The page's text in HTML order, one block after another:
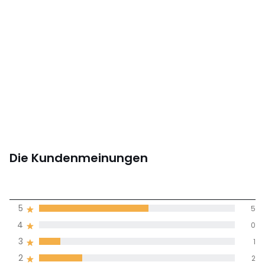
Die Kundenmeinungen
3,7
2 2
3 1
4 0
5 5